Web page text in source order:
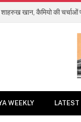
WEEKLY